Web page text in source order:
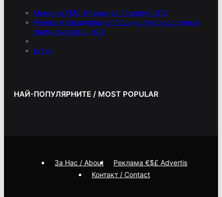
Меню на РМС Титаник за 11 април 1912
Кукери и самодейци от Община Мирково гониха
злите сили пред НДК
press
НАЙ-ПОПУЛЯРНИТЕ / MOST POPULAR
За Нас / About
Реклама €$£ Advertis
Контакт / Contact